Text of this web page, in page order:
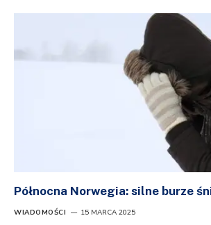
Północna Norwegia: silne burze
WIADOMOŚCI 15 MARCA 2025